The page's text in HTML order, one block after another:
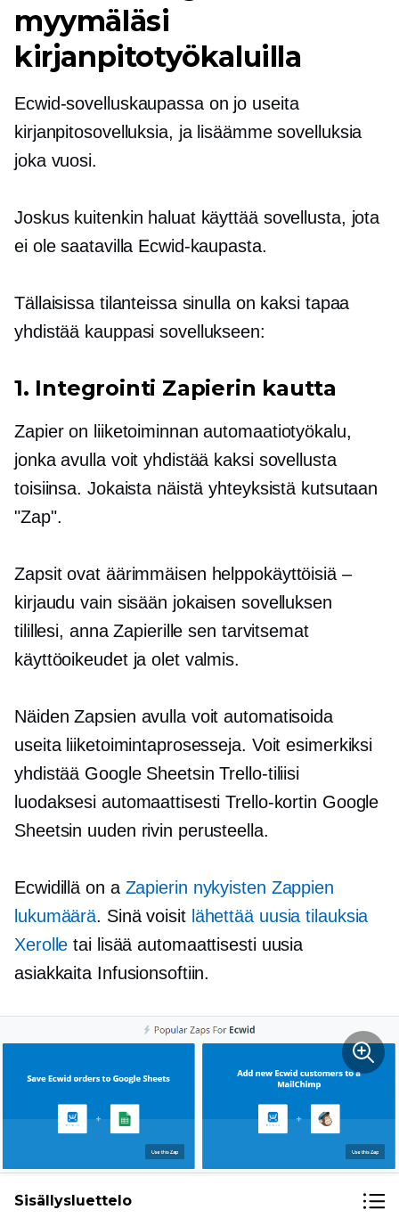
myymäläsi
kirjanpitotyökaluilla
Ecwid-sovelluskaupassa on jo useita
kirjanpitosovelluksia, ja lisäämme sovelluksia
joka vuosi.
Joskus kuitenkin haluat käyttää sovellusta, jota
ei ole saatavilla Ecwid-kaupasta.
Tällaisissa tilanteissa sinulla on kaksi tapaa
yhdistää kauppasi sovellukseen:
1. Integrointi Zapierin kautta
Zapier on liiketoiminnan automaatiotyökalu,
jonka avulla voit yhdistää kaksi sovellusta
toisiinsa. Jokaista näistä yhteyksistä kutsutaan
"Zap".
Zapsit ovat äärimmäisen helppokäyttöisiä –
kirjaudu vain sisään jokaisen sovelluksen
tilillesi, anna Zapierille sen tarvitsemat
käyttöoikeudet ja olet valmis.
Näiden Zapsien avulla voit automatisoida
useita liiketoimintaprosesseja. Voit esimerkiksi
yhdistää Google Sheetsin Trello-tiliisi
luodaksesi automaattisesti Trello-kortin Google
Sheetsin uuden rivin perusteella.
Ecwidillä on a Zapierin nykyisten Zappien
lukumäärä. Sinä voisit lähettää uusia tilauksia
Xerolle tai lisää automaattisesti uusia
asiakkaita Infusionsoftiin.
Sisällysluettelo